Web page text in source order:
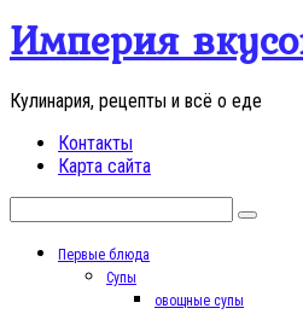
Перейти
контенту
Империя
Кулинария, рецепты и всё о еде
Контакты
Карта сайта
Первые блюда
Супы
овощные супы